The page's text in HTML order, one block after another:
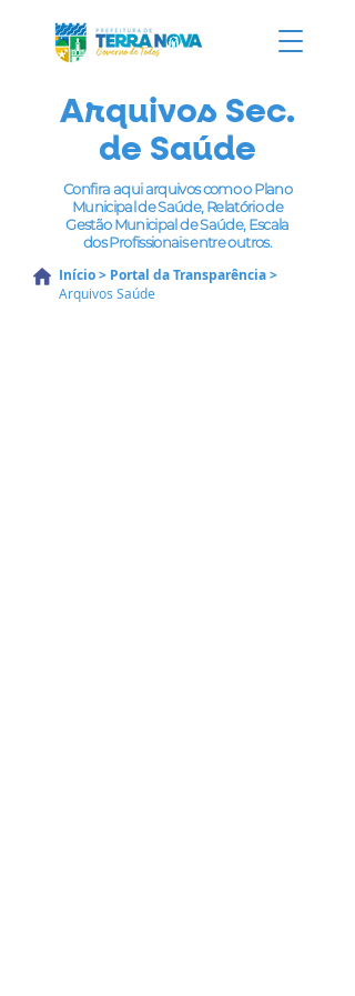
Arquivos Sec.
de Saúde
Confira aqui arquivos como o Plano
Municipal de Saúde, Relatório de
Gestão Municipal de Saúde, Escala
dos Profissionais entre outros.
Início> Portal da Transparência>
Arquivos Saúde